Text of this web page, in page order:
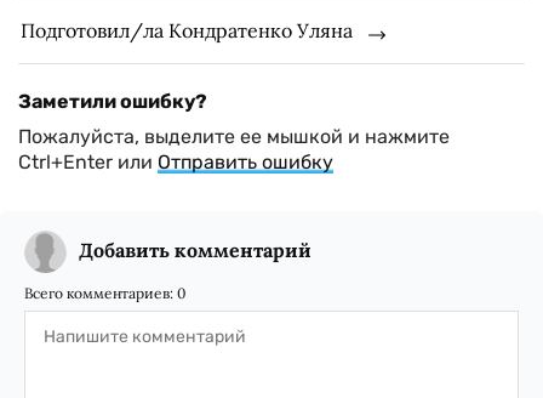
Подготовил/ла Кондратенко Уляна
Заметили ошибку?
Пожалуйста, выделите ее мышкой и нажмите
Ctrl+Enter или Отправить ошибку
Добавить комментарий
Всего комментариев: 0